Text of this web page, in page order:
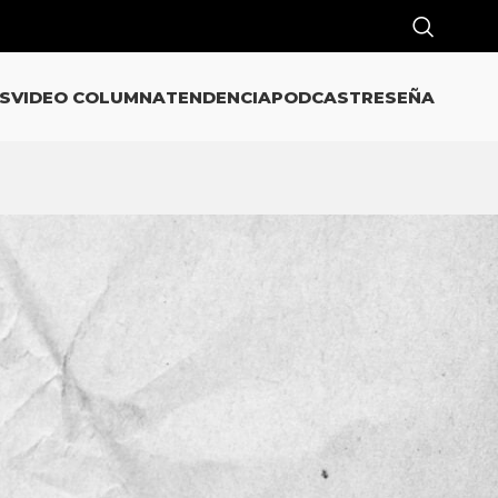
VIDEO COLUMNATENDENCIAPODCASTRESEÑA